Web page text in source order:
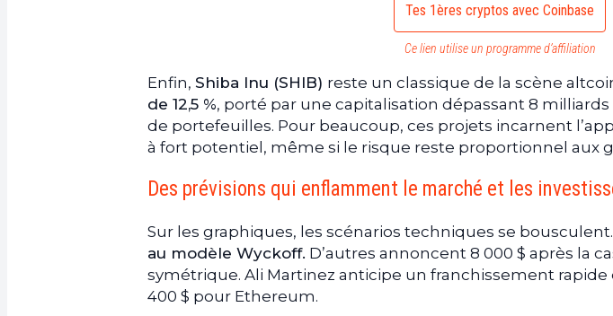
Tes 1ères cryptos avec Coinbase
Ce lien utilise un programme d’affiliation
Enfin, Shiba Inu (SHIB) reste un classique de la scène
de 12,5 %, porté par une capitalisation dépassant 8
de portefeuilles. Pour beaucoup, ces projets incarnent
à fort potentiel, même si le risque reste proportionnel aux
Des prévisions qui enflamment le marché et les
Sur les graphiques, les scénarios techniques se
au modèle Wyckoff. D’autres annoncent 8 000 $ après la
symétrique. Ali Martinez anticipe un franchissement rapide
400 $ pour Ethereum.